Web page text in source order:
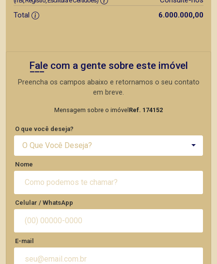
Total
6.000.000,00
Fale com a gente sobre este imóvel
Preencha os campos abaixo e retornamos o seu contato
em breve.
Mensagem sobre o imóvel Ref. 174152
O que você deseja?
O Que Você Deseja?
Nome
Celular / WhatsApp
E-mail